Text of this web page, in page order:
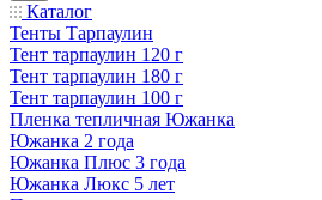
Каталог
Тенты Тарпаулин
Тент тарпаулин 120 г
Тент тарпаулин 180 г
Тент тарпаулин 100 г
Пленка тепличная Южанка
Южанка 2 года
Южанка Плюс 3 года
Южанка Люкс 5 лет